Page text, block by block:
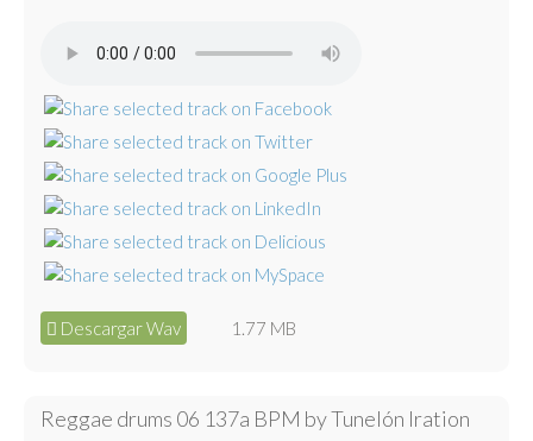
Descargar Wav 1.77 MB
Reggae drums 06 137a BPM by Tunelón Iration